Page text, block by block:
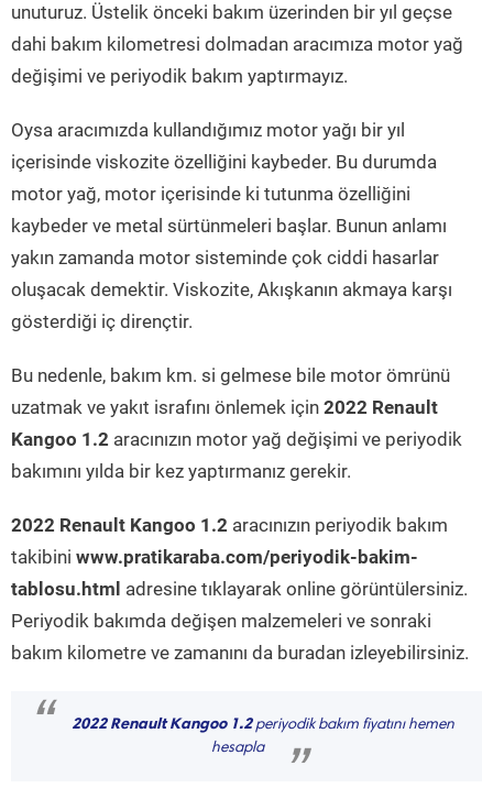
unuturuz. Üstelik önceki bakım üzerinden bir yıl geçse
dahi bakım kilometresi dolmadan aracımıza motor yağ
değişimi ve periyodik bakım yaptırmayız.
Oysa aracımızda kullandığımız motor yağı bir yıl
içerisinde viskozite özelliğini kaybeder. Bu durumda
motor yağ, motor içerisinde ki tutunma özelliğini
kaybeder ve metal sürtünmeleri başlar. Bunun anlamı
yakın zamanda motor sisteminde çok ciddi hasarlar
oluşacak demektir. Viskozite, Akışkanın akmaya karşı
gösterdiği iç dirençtir.
Bu nedenle, bakım km. si gelmese bile motor ömrünü
uzatmak ve yakıt israfını önlemek için 2022 Renault
Kangoo 1.2 aracınızın motor yağ değişimi ve periyodik
bakımını yılda bir kez yaptırmanız gerekir.
2022 Renault Kangoo 1.2 aracınızın periyodik bakım
takibini www.pratikaraba.com/periyodik-bakim-
tablosu.html adresine tıklayarak online görüntülersiniz.
Periyodik bakımda değişen malzemeleri ve sonraki
bakım kilometre ve zamanını da buradan izleyebilirsiniz.
“ 2022 Renault Kangoo 1.2periyodik bakım fiyatını hemen
hesapla
”